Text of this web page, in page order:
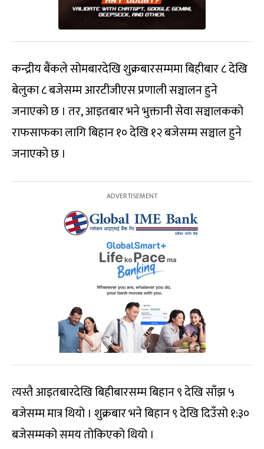
कन्द्रीय बैंकले सोमबारदेखि शुक्रबारसम्ममा बिहीबार ८ देखि
बेलुका ८ बजेसम्म आरटीजीएस प्रणाली सञ्चालन हुने
जनाएको छ । तर, आइतबार भने भुक्तानी सेवा सञ्चालकको
राफसाफका लागि बिहान १० देखि १२ बजेसम्म सञ्चाल हुने
जनाएको छ ।
त्यस्तै आइतबारदेखि बिहीबारसम्म बिहान ९ देखि साँझ ५
बजेसम्म मात्र थियो । शुक्रबार भने बिहान ९ देखि दिउँसो १:३०
बजेसम्मको समय तोकिएको थियो ।